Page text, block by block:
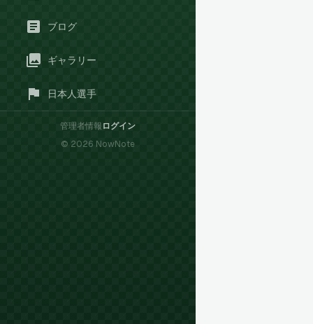
ブログ
ギャラリー
日本人選手
管理者情報 ログイン
© 2026 NowNote